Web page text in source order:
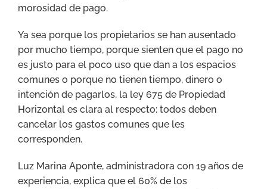
morosidad de pago.
Ya sea porque los propietarios se han ausentado
por mucho tiempo, porque sienten que el pago no
es justo para el poco uso que dan a los espacios
comunes o porque no tienen tiempo, dinero o
intención de pagarlos, la ley 675 de Propiedad
Horizontal es clara al respecto: todos deben
cancelar los gastos comunes que les
corresponden.
Luz Marina Aponte, administradora con 19 años de
experiencia, explica que el 60% de los